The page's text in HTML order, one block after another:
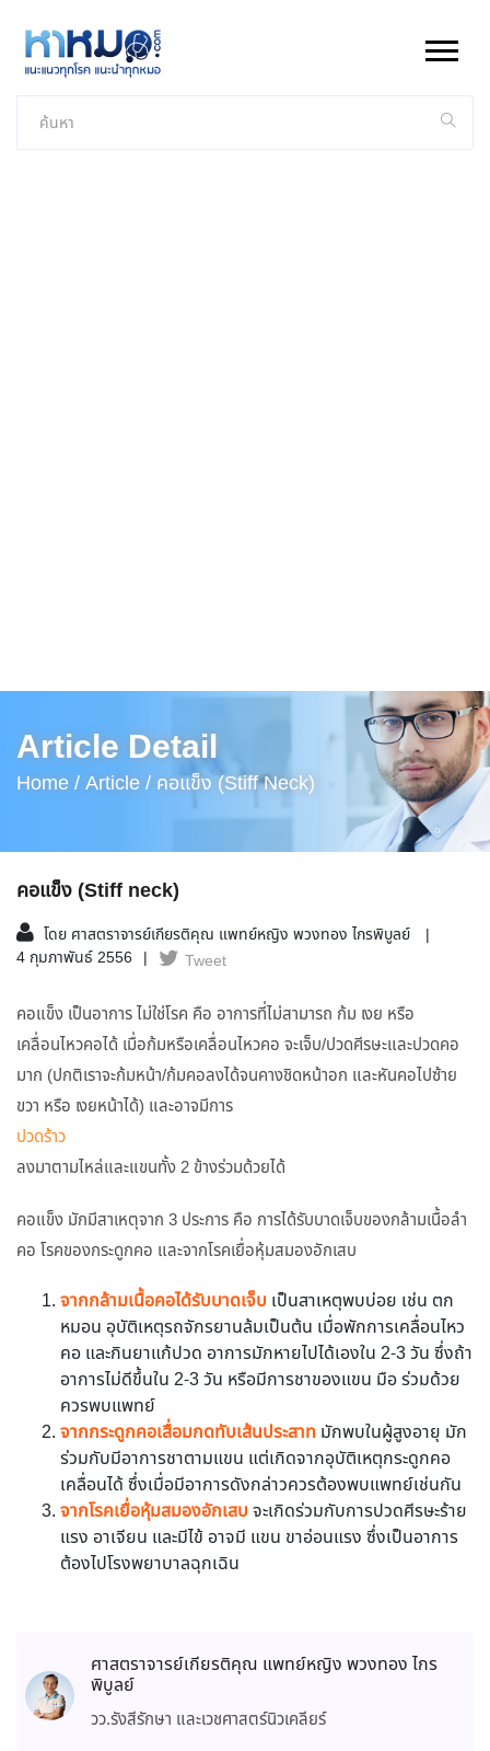
Article Detail
Home /Article / คอแข็ง (Stiff Neck)
คอแข็ง (Stiff neck)
โดย ศาสตราจารย์เกียรติคุณ แพทย์หญิง พวงทอง ไกรพิบูลย์
4 กุมภาพันธ์ 2556
Tweet
คอแข็ง เป็นอาการ ไม่ใช่โรค คือ อาการที่ไม่สามารถ ก้ม เงย หรือ
เคลื่อนไหวคอได้ เมื่อก้มหรือเคลื่อนไหวคอ จะเจ็บ/ปวดศีรษะและปวดคอ
มาก (ปกติเราจะก้มหน้า/ก้มคอลงได้จนคางชิดหน้าอก และหันคอไปซ้าย
ขวา หรือ เงยหน้าได้) และอาจมีการ
ปวดร้าว
ลงมาตามไหล่และแขนทั้ง 2 ข้างร่วมด้วยได้
คอแข็ง มักมีสาเหตุจาก 3 ประการ คือ การได้รับบาดเจ็บของกล้ามเนื้อลำ
คอ โรคของกระดูกคอ และจากโรคเยื่อหุ้มสมองอักเสบ
จากกล้ามเนื้อคอได้รับบาดเจ็บ เป็นสาเหตุพบบ่อย เช่น ตก
หมอน อุบัติเหตุรถจักรยานล้มเป็นต้น เมื่อพักการเคลื่อนไหว
คอ และกินยาแก้ปวด อาการมักหายไปได้เองใน 2-3 วัน ซึ่งถ้า
อาการไม่ดีขึ้นใน 2-3 วัน หรือมีการชาของแขน มือ ร่วมด้วย
ควรพบแพทย์
จากกระดูกคอเสื่อมกดทับเส้นประสาท มักพบในผู้สูงอายุ มัก
ร่วมกับมีอาการชาตามแขน แต่เกิดจากอุบัติเหตุกระดูกคอ
เคลื่อนได้ ซึ่งเมื่อมีอาการดังกล่าวควรต้องพบแพทย์เช่นกัน
จากโรคเยื่อหุ้มสมองอักเสบ จะเกิดร่วมกับการปวดศีรษะร้าย
แรง อาเจียน และมีไข้ อาจมี แขน ขาอ่อนแรง ซึ่งเป็นอาการ
ต้องไปโรงพยาบาลฉุกเฉิน
ศาสตราจารย์เกียรติคุณ แพทย์หญิง พวงทอง ไกร
พิบูลย์
วว.รังสีรักษา และเวชศาสตร์นิวเคลียร์